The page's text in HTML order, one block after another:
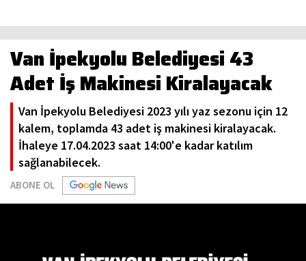
Van İpekyolu Belediyesi 43
Adet İş Makinesi Kiralayacak
Van İpekyolu Belediyesi 2023 yılı yaz sezonu için 12
kalem, toplamda 43 adet iş makinesi kiralayacak.
İhaleye 17.04.2023 saat 14:00'e kadar katılım
sağlanabilecek.
ABONE OL